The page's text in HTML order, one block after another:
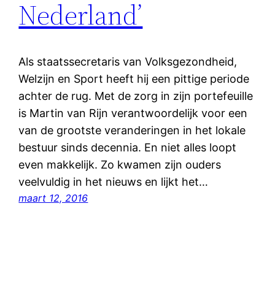
Nederland’
Als staatssecretaris van Volksgezondheid,
Welzijn en Sport heeft hij een pittige periode
achter de rug. Met de zorg in zijn portefeuille
is Martin van Rijn verantwoordelijk voor een
van de grootste veranderingen in het lokale
bestuur sinds decennia. En niet alles loopt
even makkelijk. Zo kwamen zijn ouders
veelvuldig in het nieuws en lijkt het…
maart 12, 2016